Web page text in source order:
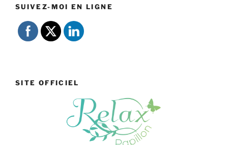
SUIVEZ-MOI EN LIGNE
SITE OFFICIEL